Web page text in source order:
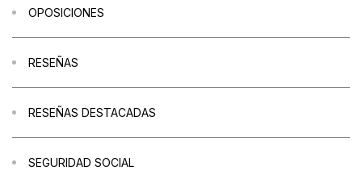
OPOSICIONES
RESEÑAS
RESEÑAS DESTACADAS
SEGURIDAD SOCIAL